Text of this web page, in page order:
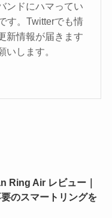
ンドにハマってい
す。Twitterでも情
新情報が届きます
いします。
Ring Air レビュー｜
のスマートリングを